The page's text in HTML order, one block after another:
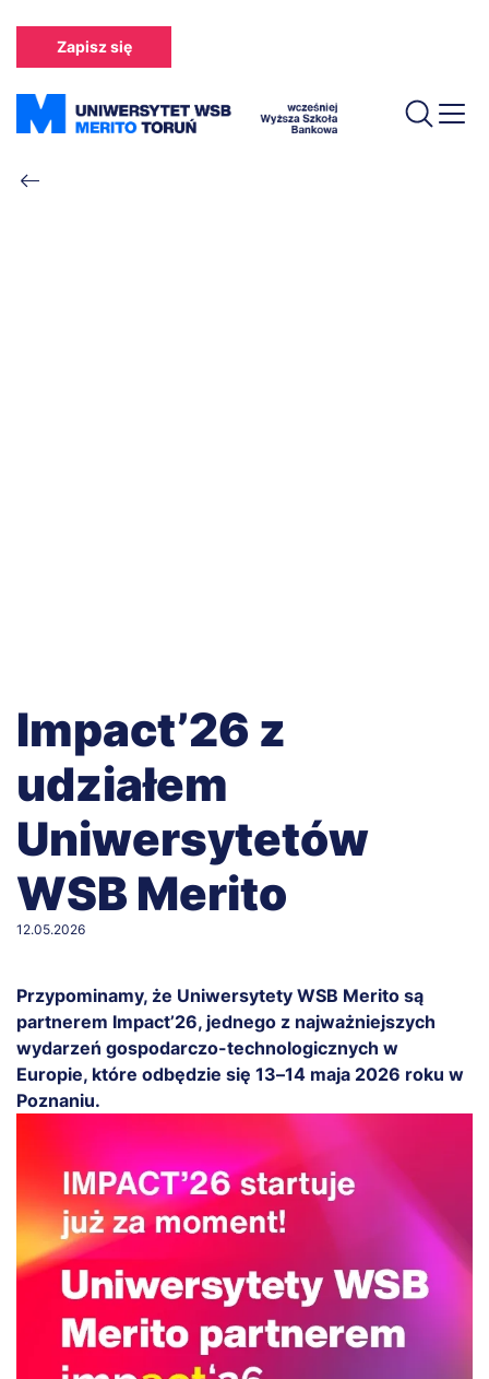
treści
Zapisz się
Ścieżka
Impact’26 z
udziałem
Uniwersytetów
WSB Merito
12.05.2026
Przypominamy, że Uniwersytety WSB Merito są
partnerem Impact’26, jednego z najważniejszych
wydarzeń gospodarczo-technologicznych w
Europie, które odbędzie się 13–14 maja 2026 roku w
Poznaniu.